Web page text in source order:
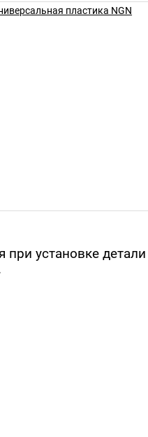
при установке детали